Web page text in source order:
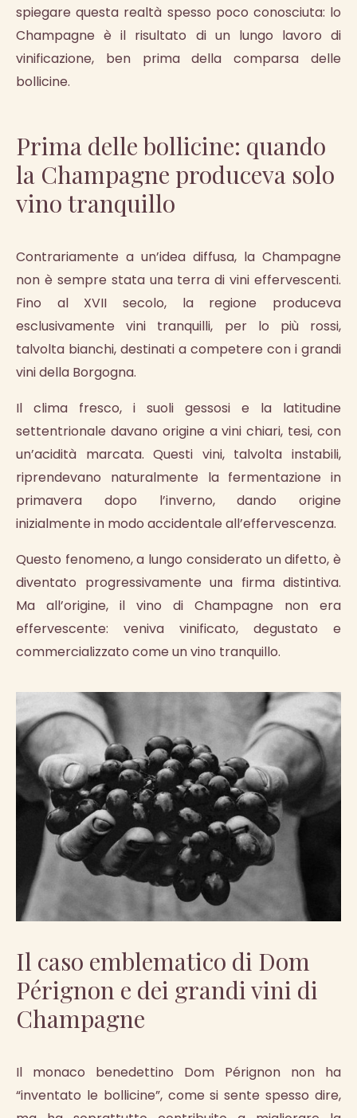
spiegare questa realtà spesso poco conosciuta: lo
Champagne è il risultato di un lungo lavoro di
vinificazione, ben prima della comparsa delle
bollicine.
Prima delle bollicine: quando
la Champagne produceva solo
vino tranquillo
Contrariamente a un’idea diffusa, la Champagne
non è sempre stata una terra di vini effervescenti.
Fino al XVII secolo, la regione produceva
esclusivamente vini tranquilli, per lo più rossi,
talvolta bianchi, destinati a competere con i grandi
vini della Borgogna.
Il clima fresco, i suoli gessosi e la latitudine
settentrionale davano origine a vini chiari, tesi, con
un’acidità marcata. Questi vini, talvolta instabili,
riprendevano naturalmente la fermentazione in
primavera dopo l’inverno, dando origine
inizialmente in modo accidentale all’effervescenza.
Questo fenomeno, a lungo considerato un difetto, è
diventato progressivamente una firma distintiva.
Ma all’origine, il vino di Champagne non era
effervescente: veniva vinificato, degustato e
commercializzato come un vino tranquillo.
Il caso emblematico di Dom
Pérignon e dei grandi vini di
Champagne
Il monaco benedettino Dom Pérignon non ha
“inventato le bollicine”, come si sente spesso dire,